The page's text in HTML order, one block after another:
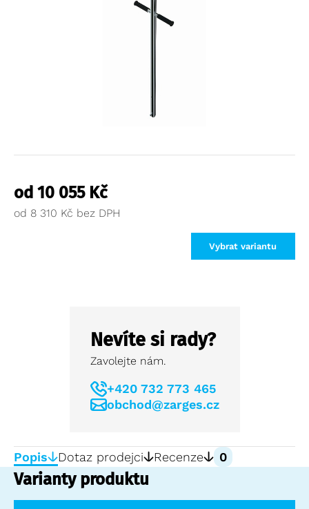
od 10 055 Kč
od 8 310 Kč
Vybrat variantu
Nevíte si rady?
Zavolejte nám.
+420 732 773 465
obchod@zarges.cz
Popis Dotaz prodejci Recenze 0
Varianty produktu